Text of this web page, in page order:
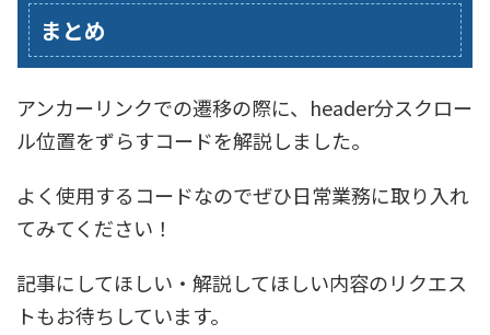
まとめ
アンカーリンクでの遷移の際に、header分スクロー
ル位置をずらすコードを解説しました。
よく使用するコードなのでぜひ日常業務に取り入れ
てみてください！
記事にしてほしい・解説してほしい内容のリクエス
トもお待ちしています。